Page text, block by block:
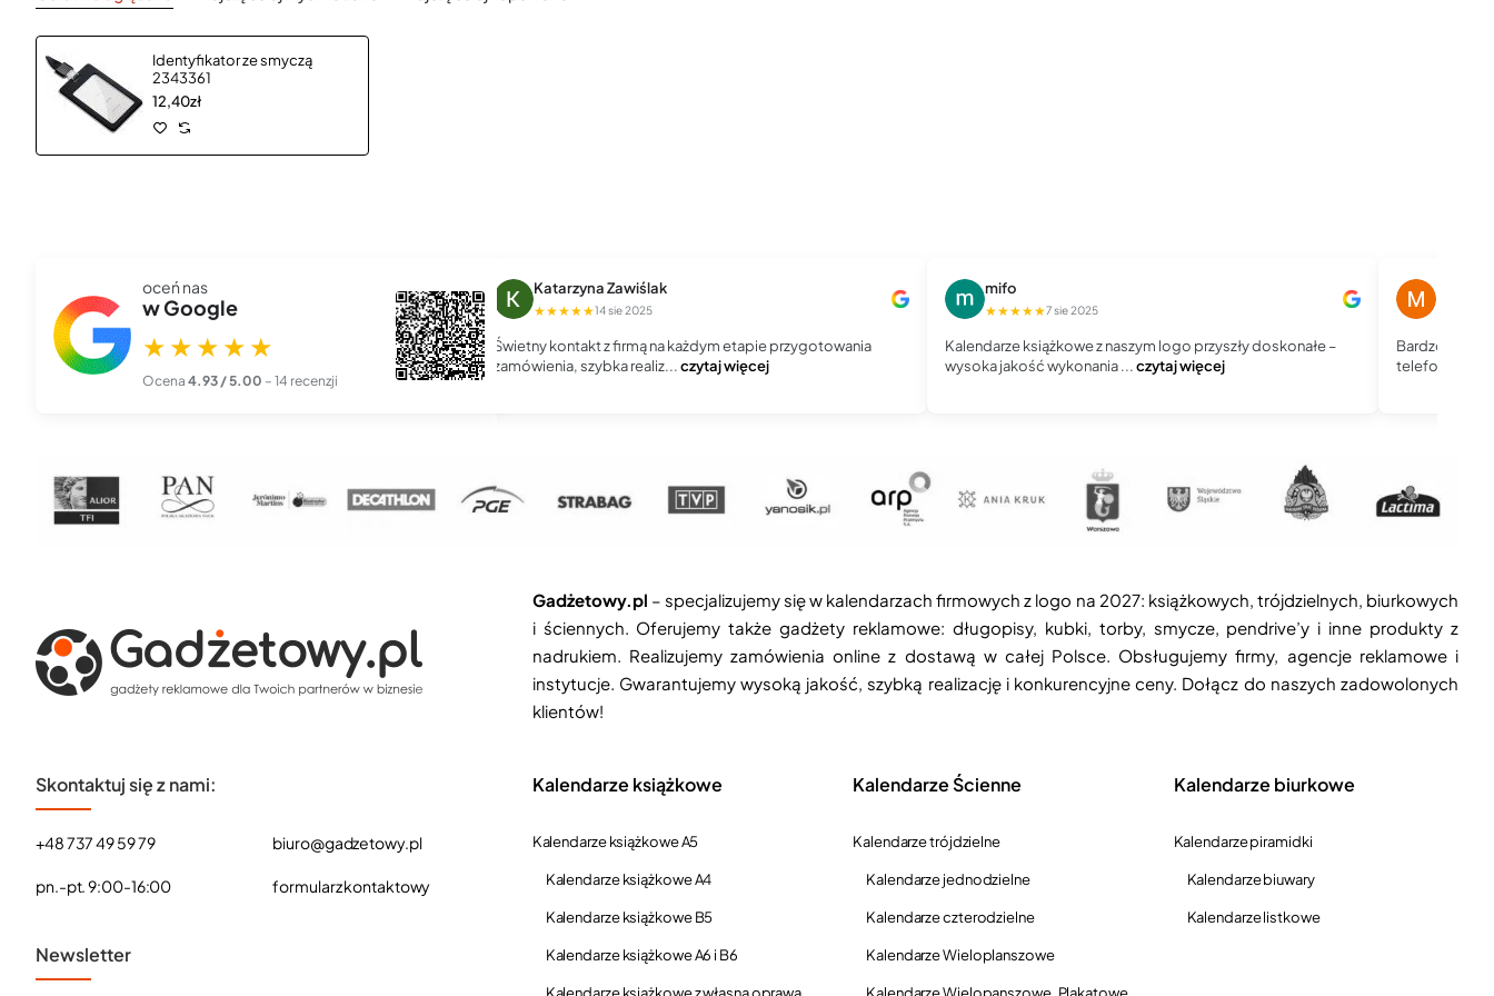
Identyfikator ze smyczą
2343361
12,40zł
oceń nas
w Google
★★★★★
Ocena 4.93 / 5.00 – 14 recenzji
szef00l 666
★★★★★27 lis 2025
Piękna, profesjonalna robota. Zamówiłem kalendarze z logo
firmy i przyszły dokła...
Katarzyna Zawiślak
★★★★★14 sie 2025
Świetny kontakt z firmą na każdym etapie przygotowania
zamówienia, szybka realiz...czytaj więcej
mifo
★★★★★7 sie 2025
Kalendarze książkowe z naszym logo przyszły doskonałe –
wysoka jakość wykonania ...czytaj więcej
Bardzo dobry
telefoniczny,
Gadżetowy.pl – specjalizujemy się w kalendarzach firmowych z logo na 2027: książkowych, trójdzielnych, biurkowych
i ściennych. Oferujemy także gadżety reklamowe: długopisy, kubki, torby, smycze, pendrive’y i inne produkty z
nadrukiem. Realizujemy zamówienia online z dostawą w całej Polsce. Obsługujemy firmy, agencje reklamowe i
instytucje. Gwarantujemy wysoką jakość, szybką realizację i konkurencyjne ceny. Dołącz do naszych zadowolonych
klientów!
Skontaktuj się z nami:
+48 737 49 59 79
pn.-pt. 9:00-16:00
biuro@gadzetowy.pl
formularz kontaktowy
Newsletter
Kalendarze książkowe
Kalendarze książkowe A5
Kalendarze książkowe A4
Kalendarze książkowe B5
Kalendarze książkowe A6 i B6
Kalendarze Ścienne
Kalendarze trójdzielne
Kalendarze jednodzielne
Kalendarze czterodzielne
Kalendarze Wieloplanszowe
Kalendarze biurkowe
Kalendarze piramidki
Kalendarze biuwary
Kalendarze listkowe